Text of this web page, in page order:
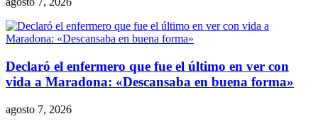
Declaró el enfermero que fue el último en ver con
vida a Maradona: «Descansaba en buena forma»
agosto 7, 2026